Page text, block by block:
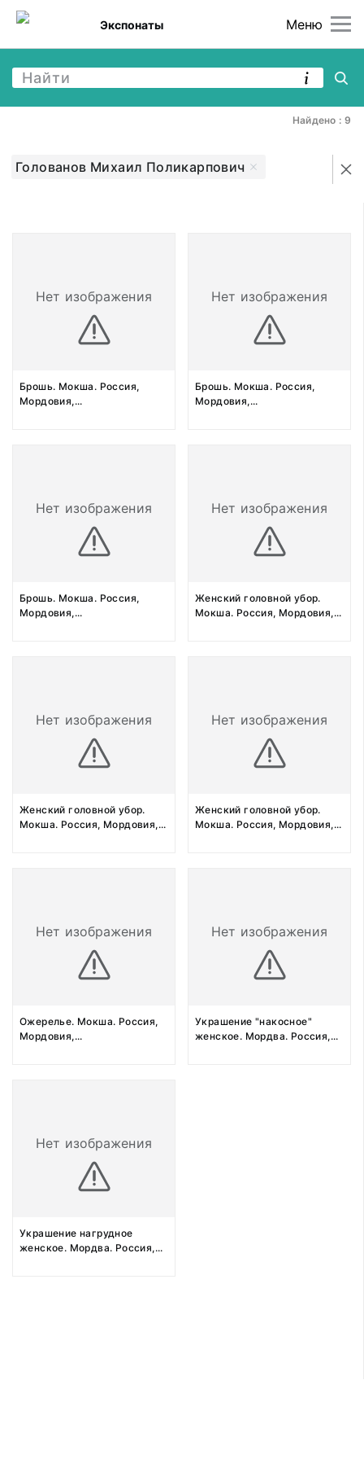
Меню
Экспонаты
Найдено : 9
Голованов Михаил Поликарпович
Нет изображения
Брошь. Мокша. Россия,
Мордовия,...
Нет изображения
Брошь. Мокша. Россия,
Мордовия,...
Нет изображения
Брошь. Мокша. Россия,
Мордовия,...
Нет изображения
Женский головной убор.
Мокша. Россия, Мордовия,...
Нет изображения
Женский головной убор.
Мокша. Россия, Мордовия,...
Нет изображения
Женский головной убор.
Мокша. Россия, Мордовия,...
Нет изображения
Ожерелье. Мокша. Россия,
Мордовия,...
Нет изображения
Украшение "накосное"
женское. Мордва. Россия,...
Нет изображения
Украшение нагрудное
женское. Мордва. Россия,...